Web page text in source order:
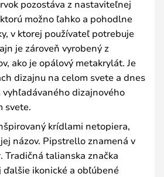
pozostáva z nastaviteľnej
možno ľahko a pohodlne
v ktorej používateľ potrebuje
je zároveň vyrobený z
ako je opálový metakrylát. Je
dizajnu na celom svete a dnes
dizajnového
svete.
krídlami netopiera,
názov. Pipstrello znamená v
talianska značka
ikonické a obľúbené